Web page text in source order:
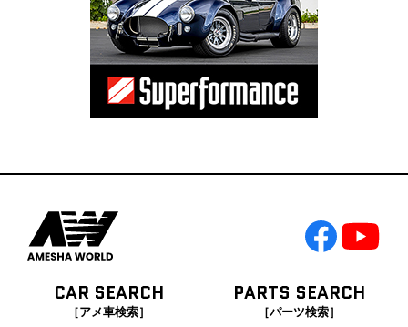
CAR SEARCH
［アメ車検索］
PARTS SEARCH
［パーツ検索］